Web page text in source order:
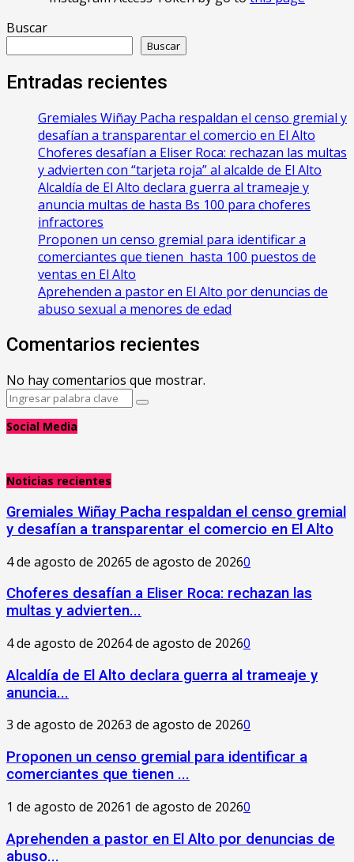
Buscar
Buscar
Entradas recientes
Gremiales Wiñay Pacha respaldan el censo gremial y
desafían a transparentar el comercio en El Alto
Choferes desafían a Eliser Roca: rechazan las multas
y advierten con “tarjeta roja” al alcalde de El Alto
‎Alcaldía de El Alto declara guerra al trameaje y
anuncia multas de hasta Bs 100 para choferes
infractores
Proponen un censo gremial para identificar a
comerciantes que tienen hasta 100 puestos de
ventas en El Alto
Aprehenden a pastor en El Alto por denuncias de
abuso sexual a menores de edad
Comentarios recientes
No hay comentarios que mostrar.
Search
Search
Social Media
Noticias recientes
Gremiales Wiñay Pacha respaldan el censo gremial
y desafían a transparentar el comercio en El Alto
4 de agosto de 20265 de agosto de 20260
Choferes desafían a Eliser Roca: rechazan las
multas y advierten...
4 de agosto de 20264 de agosto de 20260
‎Alcaldía de El Alto declara guerra al trameaje y
anuncia...
3 de agosto de 20263 de agosto de 20260
Proponen un censo gremial para identificar a
comerciantes que tienen ...
1 de agosto de 20261 de agosto de 20260
Aprehenden a pastor en El Alto por denuncias de
abuso...